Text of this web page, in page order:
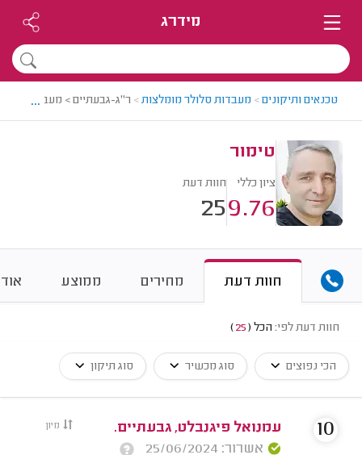
מידרג
טכנאים ותיקונים> מעבדות סלולר מומלצות> ר"ג-גבעתיים > מעבדת
...
טימור
ציון כללי
9.76
חוות דעת
25
חוות דעת מחירים ממוצע
חוות דעת לפי: הכל (
25
)
הכי נפוצים סוג מכשיר סוג תיקון
מיון
עמנואל פיגנבלט, גבעתיים.
אשרור: 25/06/2024
10